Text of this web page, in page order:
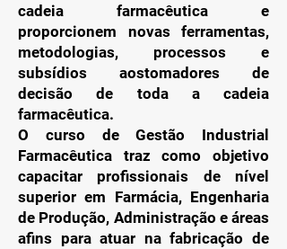
cadeia farmacêutica e
proporcionem novas ferramentas,
metodologias, processos e
subsídios aostomadores de
decisão de toda a cadeia
farmacêutica.
O curso de Gestão Industrial
Farmacêutica traz como objetivo
capacitar profissionais de nível
superior em Farmácia, Engenharia
de Produção, Administração e áreas
afins para atuar na fabricação de